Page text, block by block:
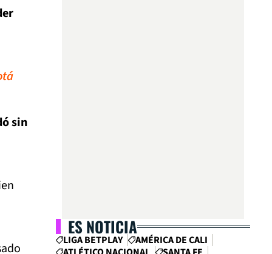
sin
ES NOTICIA
LIGA BETPLAY
AMÉRICA DE CALI